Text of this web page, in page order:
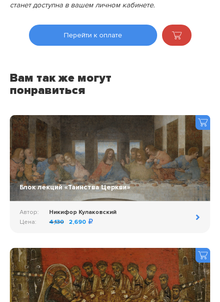
станет доступна в вашем личном кабинете.
Перейти к оплате
Вам так же могут
понравиться
Блок лекций «Таинства Церкви»
Автор:
Никифор Кулаковский
Цена:
4,130 2,690